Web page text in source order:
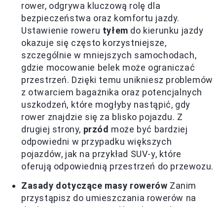
rower, odgrywa kluczową rolę dla
bezpieczeństwa oraz komfortu jazdy.
Ustawienie roweru tyłem do kierunku jazdy
okazuje się często korzystniejsze,
szczególnie w mniejszych samochodach,
gdzie mocowanie belek może ograniczać
przestrzeń. Dzięki temu unikniesz problemów
z otwarciem bagażnika oraz potencjalnych
uszkodzeń, które mogłyby nastąpić, gdy
rower znajdzie się za blisko pojazdu. Z
drugiej strony, przód może być bardziej
odpowiedni w przypadku większych
pojazdów, jak na przykład SUV-y, które
oferują odpowiednią przestrzeń do przewozu.
Zasady dotyczące masy rowerów Zanim
przystąpisz do umieszczania rowerów na